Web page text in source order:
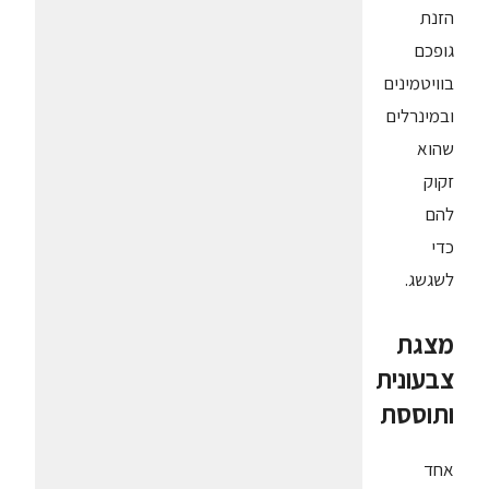
הזנת
גופכם
בוויטמינים
ובמינרלים
שהוא
זקוק
להם
כדי
לשגשג.
מצגת
צבעונית
ותוססת
אחד